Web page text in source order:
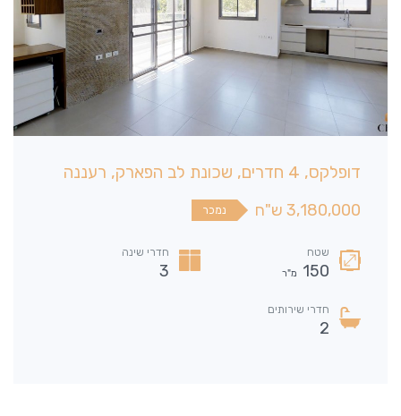
דופלקס, 4 חדרים, שכונת לב הפארק, רעננה
3,180,000 ש"ח נמכר
שטח
150 מ"ר
חדרי שינה
3
חדרי שירותים
2